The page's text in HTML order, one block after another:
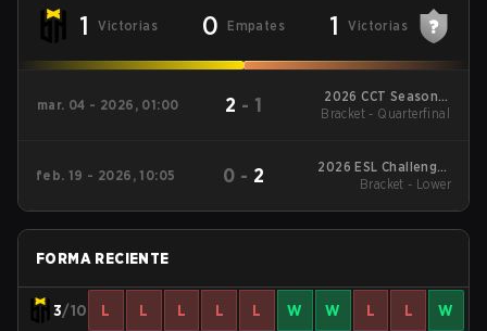
1 Victorias 0 Empates 1 Victorias
mar. 04 - 2026, 01:00 2 - 1
2026 CCT Season 3
South American
Bracket - Quarterfinal
feb. 19 - 2026, 10:05 0 - 2
2026 ESL Challenger
League Season 51:
Bracket - Lower
FORMA RECIENTE
3/10 L L L L L W W L L W